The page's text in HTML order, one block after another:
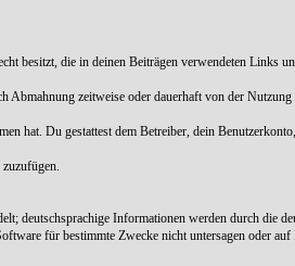
besitzt, die in deinen Beiträgen verwendeten Links
zeitweise oder dauerhaft von der
hat. Du gestattest dem Betreiber, dein
deutschsprachige Informationen werden durch die
für bestimmte Zwecke nicht untersagen oder